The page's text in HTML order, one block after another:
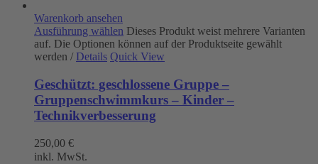
Warenkorb ansehen
Ausführung wählen Dieses Produkt weist mehrere Varianten
auf. Die Optionen können auf der Produktseite gewählt
werden / Details Quick View
Geschützt: geschlossene Gruppe –
Gruppenschwimmkurs – Kinder –
Technikverbesserung
250,00 €
inkl. MwSt.